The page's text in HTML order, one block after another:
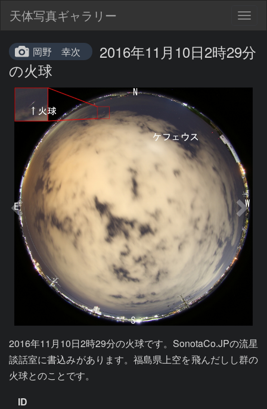
天体写真ギャラリー
岡野 幸次
2016年11月10日2時29分
の火球
2016年11月10日2時29分の火球です。SonotaCo.JPの流星
談話室に書込みがあります。福島県上空を飛んだしし群の
火球とのことです。
ID